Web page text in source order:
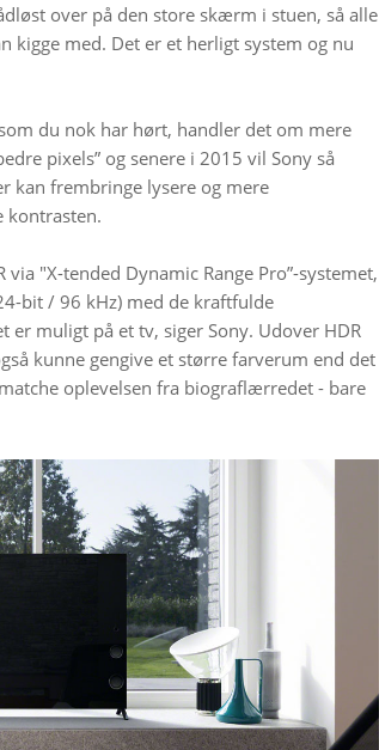
over på den store skærm i stuen, så alle
kigge med. Det er et herligt system og nu
du nok har hørt, handler det om mere
pixels” og senere i 2015 vil Sony så
kan frembringe lysere og mere
kontrasten.
"X-tended Dynamic Range Pro”-systemet,
bit / 96 kHz) med de kraftfulde
muligt på et tv, siger Sony. Udover HDR
kunne gengive et større farverum end det
oplevelsen fra biograflærredet - bare